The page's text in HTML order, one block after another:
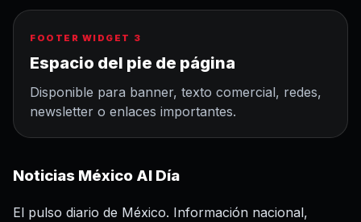
FOOTER WIDGET 3
Espacio del pie de página
Disponible para banner, texto comercial, redes,
newsletter o enlaces importantes.
Noticias México Al Día
El pulso diario de México. Información nacional,